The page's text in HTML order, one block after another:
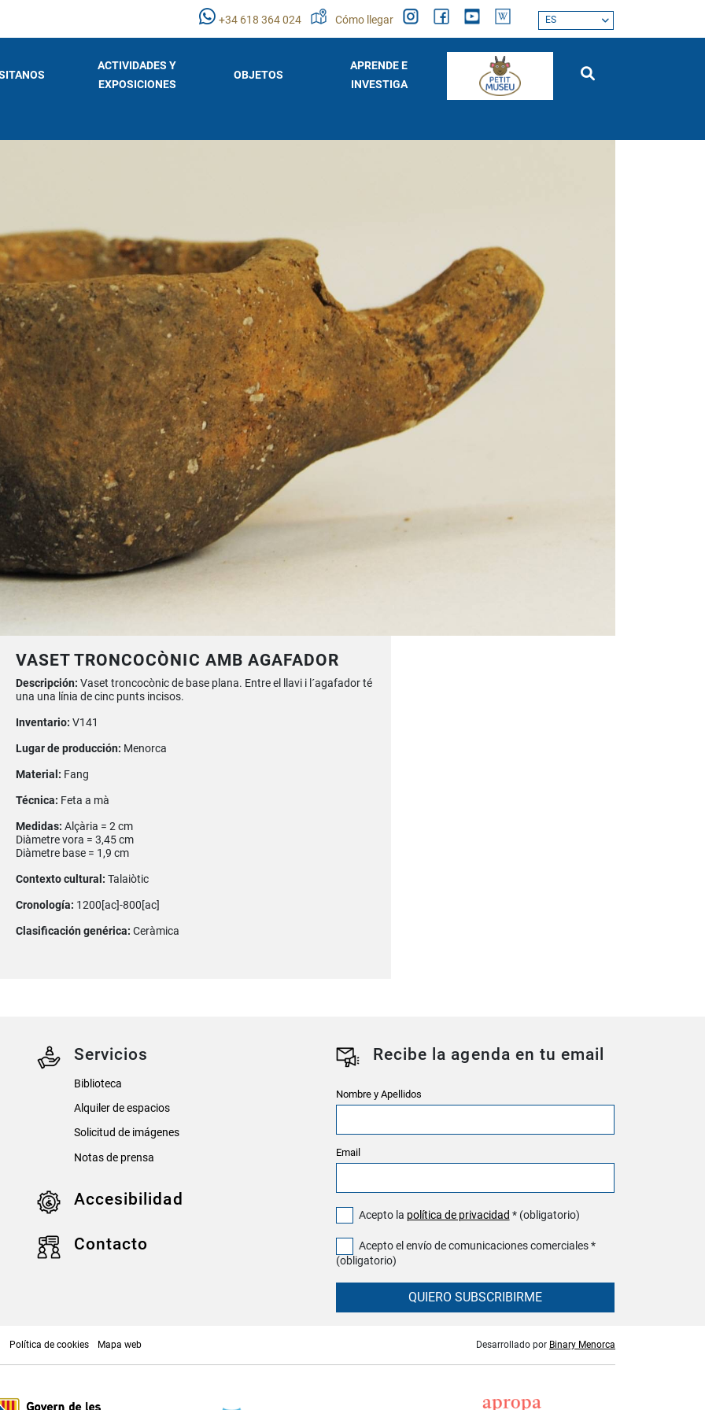
+34 618 364 024 Cómo llegar ES
ACTIVIDADES Y
EXPOSICIONES
OBJETOS
APRENDE E
INVESTIGA
VASET TRONCOCÒNIC AMB AGAFADOR
Descripción: Vaset troncocònic de base plana. Entre el llavi i l´agafador té
una una línia de cinc punts incisos.
Inventario: V141
Lugar de producción: Menorca
Material: Fang
Técnica: Feta a mà
Medidas: Alçària = 2 cm
Diàmetre vora = 3,45 cm
Diàmetre base = 1,9 cm
Contexto cultural: Talaiòtic
Cronología: 1200[ac]-800[ac]
Clasificación genérica: Ceràmica
Servicios
Biblioteca
Alquiler de espacios
Solicitud de imágenes
Notas de prensa
Accesibilidad
Contacto
Recibe la agenda en tu email
Nombre y Apellidos
Email
Acepto la política de privacidad * (obligatorio)
Acepto el envío de comunicaciones comerciales *
(obligatorio)
QUIERO SUBSCRIBIRME
Política de cookies Mapa web Desarrollado por Binary Menorca